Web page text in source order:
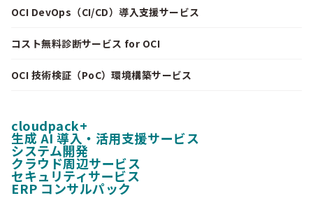
OCI DevOps（CI/CD）導入支援サービス
コスト無料診断サービス for OCI
OCI 技術検証（PoC）環境構築サービス
cloudpack+
生成 AI 導入・活用支援サービス
システム開発
クラウド周辺サービス
セキュリティサービス
ERP コンサルパック